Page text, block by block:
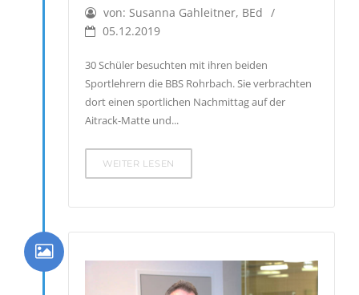
von: Susanna Gahleitner, BEd
05.12.2019
30 Schüler besuchten mit ihren beiden
Sportlehrern die BBS Rohrbach. Sie verbrachten
dort einen sportlichen Nachmittag auf der
Aitrack-Matte und...
WEITER LESEN